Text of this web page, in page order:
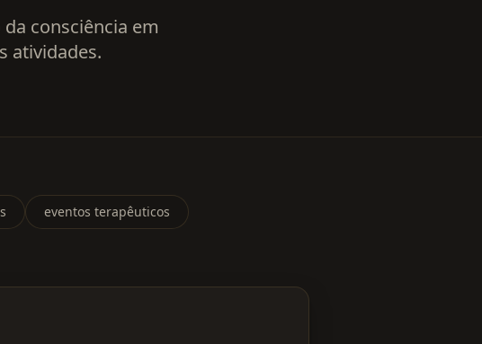
consciência em
atividades.
eventos terapêuticos